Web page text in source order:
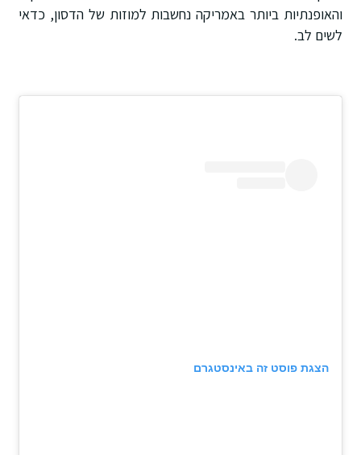
והאופנתיות ביותר באמריקה נחשבות למוזות של הדסון, כדאי
לשים לב.
הצגת פוסט זה באינסטגרם